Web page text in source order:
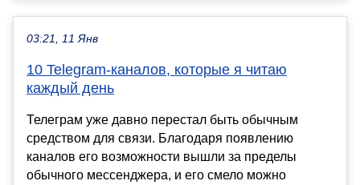
03:21, 11 Янв
10 Telegram-каналов, которые я читаю
каждый день
Телеграм уже давно перестал быть обычным
средством для связи. Благодаря появлению
каналов его возможности вышли за пределы
обычного мессенджера, и его смело можно